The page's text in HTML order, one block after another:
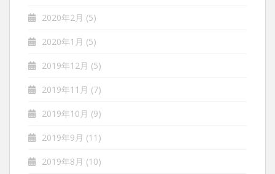
2020年2月 (5)
2020年1月 (5)
2019年12月 (5)
2019年11月 (7)
2019年10月 (9)
2019年9月 (11)
2019年8月 (10)